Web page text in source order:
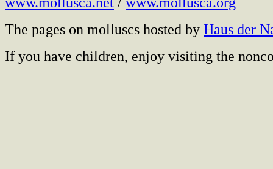
The pages on molluscs hosted by Haus der
If you have children, enjoy visiting the